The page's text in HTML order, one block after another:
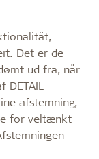
Det er de
ud fra, når
afstemning,
for veltænkt